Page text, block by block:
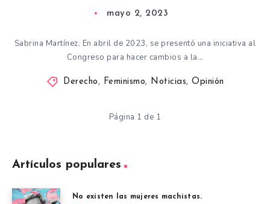
mayo 2, 2023
Sabrina Martínez. En abril de 2023, se presentó una iniciativa al
Congreso para hacer cambios a la…
Derecho, Feminismo, Noticias, Opinión
Página 1 de 1
Artículos populares
No existen las mujeres machistas.